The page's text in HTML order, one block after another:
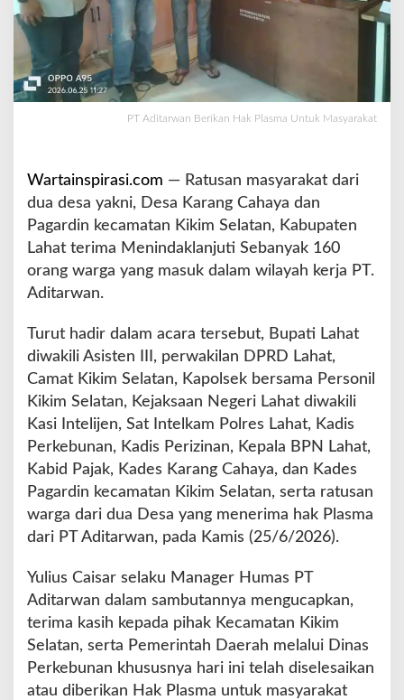
a
k
P
l
a
n
t
u
k
y
a
r
k
a
t
PT Aditarwan Berikan Hak Plasma Untuk Masyarakat
Wartainspirasi.com — Ratusan masyarakat dari
dua desa yakni, Desa Karang Cahaya dan
Pagardin kecamatan Kikim Selatan, Kabupaten
Lahat terima Menindaklanjuti Sebanyak 160
orang warga yang masuk dalam wilayah kerja PT.
Aditarwan.
Turut hadir dalam acara tersebut, Bupati Lahat
diwakili Asisten III, perwakilan DPRD Lahat,
Camat Kikim Selatan, Kapolsek bersama Personil
Kikim Selatan, Kejaksaan Negeri Lahat diwakili
Kasi Intelijen, Sat Intelkam Polres Lahat, Kadis
Perkebunan, Kadis Perizinan, Kepala BPN Lahat,
Kabid Pajak, Kades Karang Cahaya, dan Kades
Pagardin kecamatan Kikim Selatan, serta ratusan
warga dari dua Desa yang menerima hak Plasma
dari PT Aditarwan, pada Kamis (25/6/2026).
Yulius Caisar selaku Manager Humas PT
Aditarwan dalam sambutannya mengucapkan,
terima kasih kepada pihak Kecamatan Kikim
Selatan, serta Pemerintah Daerah melalui Dinas
Perkebunan khususnya hari ini telah diselesaikan
atau diberikan Hak Plasma untuk masyarakat